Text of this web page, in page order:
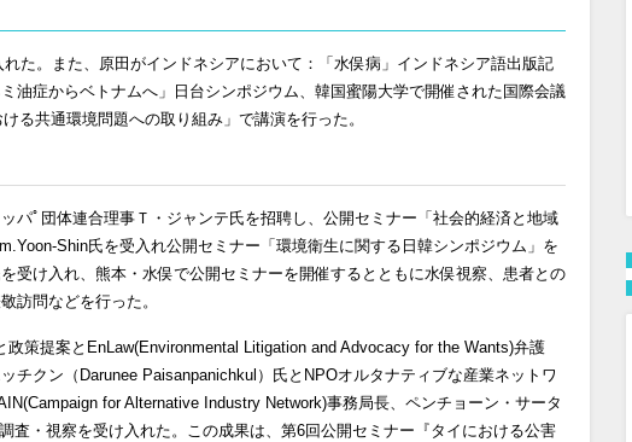
た。また、原田がインドネシアにおいて：「水俣病」インドネシア語出版記
油症からベトナムへ」日台シンポジウム、韓国蜜陽大学で開催された国際会議
る共通環境問題への取り組み」で講演を行った。
パﾟ団体連合理事Ｔ・ジャンテ氏を招聘し、公開セミナー「社会的経済と地域
Shin氏を受入れ公開セミナー「環境衛生に関する日韓シンポジウム」を
受け入れ、熊本・水俣で公開セミナーを開催するとともに水俣視察、患者との
訪問などを行った。
政策提案とEnLaw(Environmental Litigation and Advocacy for the Wants)弁護
チクン（Darunee Paisanpanichkul）氏とNPOオルタナティブな産業ネットワ
for Alternative Industry Network)事務局長、ペンチョーン・サータ
査・視察を受け入れた。この成果は、第6回公開セミナー『タイにおける公害